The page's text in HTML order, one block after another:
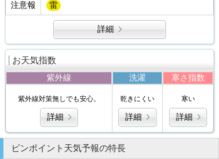
注意報 雷
詳細
お天気指数
紫外線 洗濯 寒さ指数
紫外線対策無しでも安心。
詳細
乾きにくい
詳細
寒い
詳細
ピンポイント天気予報の特長